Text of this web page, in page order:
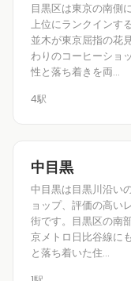
目黒区は東京の南側
上位にランクインす
並木が東京屈指の花
わりのコーヒーショ
性と落ち着きを両…
4駅
中目黒
中目黒は目黒川沿い
ョップ、評価の高い
街です。目黒区の南
京メトロ日比谷線に
と落ち着いた住…